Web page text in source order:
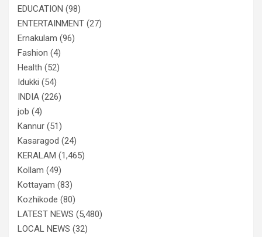
EDUCATION (98)
ENTERTAINMENT (27)
Ernakulam (96)
Fashion (4)
Health (52)
Idukki (54)
INDIA (226)
job (4)
Kannur (51)
Kasaragod (24)
KERALAM (1,465)
Kollam (49)
Kottayam (83)
Kozhikode (80)
LATEST NEWS (5,480)
LOCAL NEWS (32)